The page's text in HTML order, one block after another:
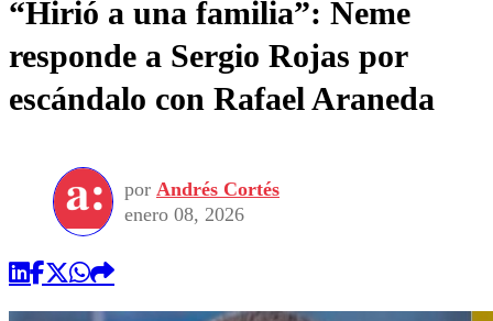
“Hirió a una familia”: Neme
responde a Sergio Rojas por
escándalo con Rafael Araneda
por Andrés Cortés
enero 08, 2026